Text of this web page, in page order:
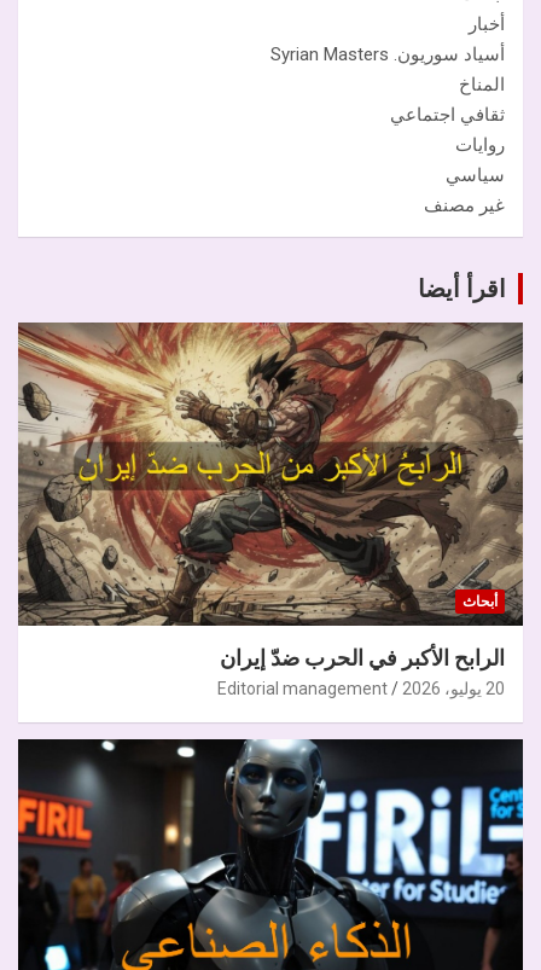
أخبار
أسياد سوريون. Syrian Masters
المناخ
ثقافي اجتماعي
روايات
سياسي
غير مصنف
اقرأ أيضا
أبحاث
الرابح الأكبر في الحرب ضدّ إيران
20 يوليو، 2026 Editorial management